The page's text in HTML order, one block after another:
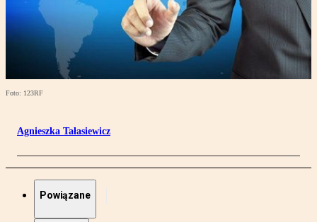
Foto: 123RF
Agnieszka Tałasiewicz
Powiązane